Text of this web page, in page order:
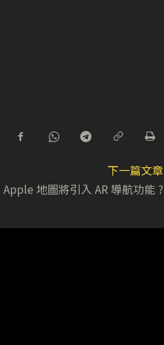
下一篇文章
Apple 地圖將引入 AR 導航功能 ?